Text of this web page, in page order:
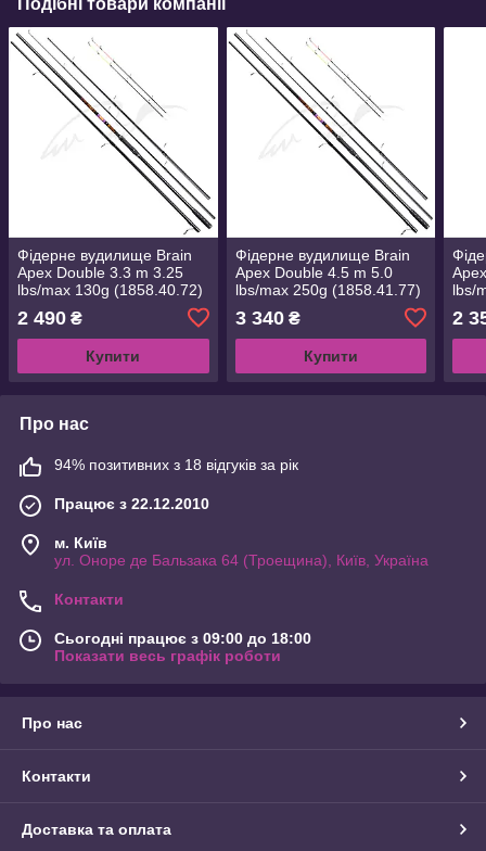
Подібні товари компанії
Фідерне вудилище Brain
Apex Double 3.3 m 3.25
lbs/max 130g (1858.40.72)
2 490 ₴
Купити
Фідерне вудилище Brain
Apex Double 4.5 m 5.0
lbs/max 250g (1858.41.77)
3 340₴
Купити
lbs/
2
Про нас
94% позитивних з 18 відгуків за рік
Працює з 22.12.2010
м. Київ
ул. Оноре де Бальзака 64 (Троещина), Київ, Україна
Контакти
Сьогодні працює з 09:00 до 18:00
Показати весь графік роботи
Про нас
Контакти
Доставка та оплата